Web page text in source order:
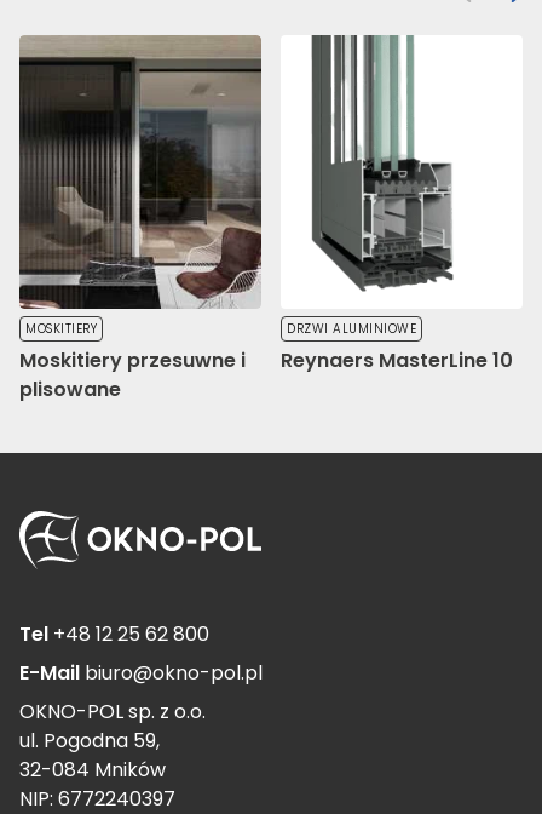
MOSKITIERY
Moskitiery przesuwne i
plisowane
DRZWI ALUMINIOWE
Reynaers MasterLine 10
Tel +48 12 25 62 800
E-Mail biuro@okno-pol.pl
OKNO-POL sp. z o.o.
ul. Pogodna 59,
32-084 Mników
NIP: 6772240397